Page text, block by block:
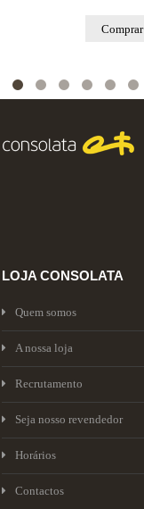
Comprar
LOJA CONSOLATA
Quem somos
A nossa loja
Recrutamento
Seja nosso revendedor
Horários
Contactos